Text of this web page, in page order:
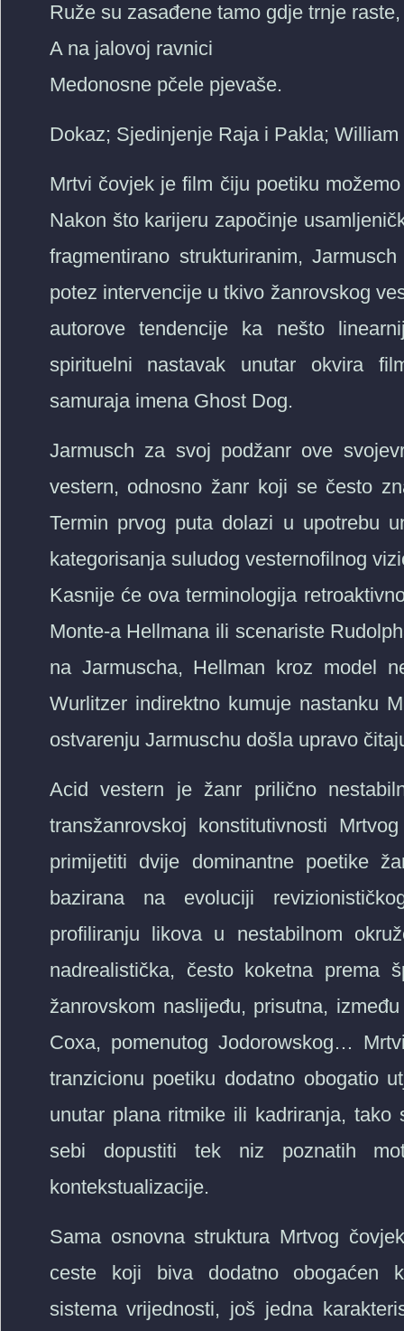
Ruže su zasađene tamo gdje trnje raste,
A na jalovoj ravnici
Medonosne pčele pjevaše.
Dokaz; Sjedinjenje Raja i Pakla; William
Mrtvi čovjek je film čiju poetiku
Nakon što karijeru započinje
fragmentirano strukturiranim,
potez intervencije u tkivo žanrovskog
autorove tendencije ka nešto
spirituelni nastavak unutar okvira
samuraja imena Ghost Dog.
Jarmusch za svoj podžanr ove
vestern, odnosno žanr koji se često
Termin prvog puta dolazi u upotrebu
kategorisanja suludog vesternofilnog
Kasnije će ova terminologija
Monte-a Hellmana ili scenariste
na Jarmuscha, Hellman kroz model
Wurlitzer indirektno kumuje nastanku
ostvarenju Jarmuschu došla upravo
Acid vestern je žanr prilično
transžanrovskoj konstitutivnosti
primijetiti dvije dominantne poetike
bazirana na evoluciji
profiliranju likova u nestabilnom
nadrealistička, često koketna prema
žanrovskom naslijeđu, prisutna,
Coxa, pomenutog Jodorowskog…
tranzicionu poetiku dodatno obogatio
unutar plana ritmike ili kadriranja,
sebi dopustiti tek niz poznatih
kontekstualizacije.
Sama osnovna struktura Mrtvog
ceste koji biva dodatno obogaćen
sistema vrijednosti, još jedna